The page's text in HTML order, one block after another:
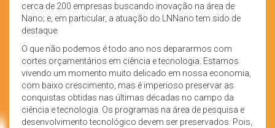
cerca de 200 empresas buscando inovação na área de
Nano; e, em particular, a atuação do LNNano tem sido de
destaque.
O que não podemos é todo ano nos depararmos com
cortes orçamentários em ciência e tecnologia. Estamos
vivendo um momento muito delicado em nossa economia,
com baixo crescimento, mas é imperioso preservar as
conquistas obtidas nas últimas décadas no campo da
ciência e tecnologia. Os programas na área de pesquisa e
desenvolvimento tecnológico devem ser preservados. Pois,